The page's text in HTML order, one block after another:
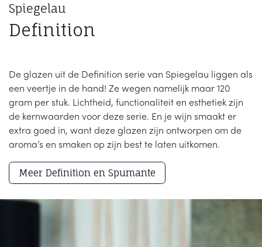
Spiegelau
Definition
De glazen uit de Definition serie van Spiegelau liggen als
een veertje in de hand! Ze wegen namelijk maar 120
gram per stuk. Lichtheid, functionaliteit en esthetiek zijn
de kernwaarden voor deze serie. En je wijn smaakt er
extra goed in, want deze glazen zijn ontworpen om de
aroma’s en smaken op zijn best te laten uitkomen.
Meer Definition en Spumante